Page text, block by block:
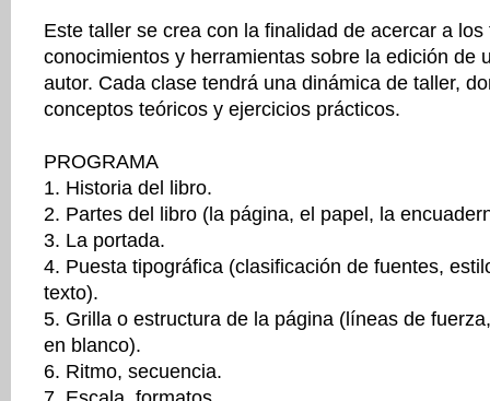
Este taller se crea con la finalidad de acercar a
conocimientos y herramientas sobre la edición de
autor. Cada clase tendrá una dinámica de taller,
conceptos teóricos y ejercicios prácticos.
PROGRAMA
1. Historia del libro.
2. Partes del libro (la página, el papel, la
3. La portada.
4. Puesta tipográfica (clasificación de fuentes,
texto).
5. Grilla o estructura de la página (líneas de
en blanco).
6. Ritmo, secuencia.